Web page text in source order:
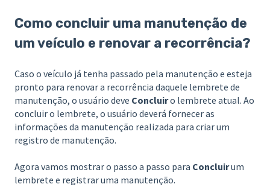
Como concluir uma manutenção de
um veículo e renovar a recorrência?
Caso o veículo já tenha passado pela manutenção e esteja
pronto para renovar a recorrência daquele lembrete de
manutenção, o usuário deve Concluiro lembrete atual. Ao
concluir o lembrete, o usuário deverá fornecer as
informações da manutenção realizada para criar um
registro de manutenção.
Agora vamos mostrar o passo a passo para Concluirum
lembrete e registrar uma manutenção.